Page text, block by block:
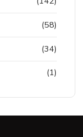
(58)
(34)
(1)